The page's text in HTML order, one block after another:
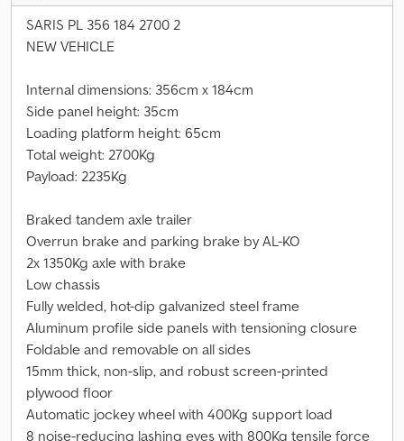
SARIS PL 356 184 2700 2
NEW VEHICLE
Internal dimensions: 356cm x 184cm
Side panel height: 35cm
Loading platform height: 65cm
Total weight: 2700Kg
Payload: 2235Kg
Braked tandem axle trailer
Overrun brake and parking brake by AL-KO
2x 1350Kg axle with brake
Low chassis
Fully welded, hot-dip galvanized steel frame
Aluminum profile side panels with tensioning closure
Foldable and removable on all sides
15mm thick, non-slip, and robust screen-printed
plywood floor
Automatic jockey wheel with 400Kg support load
8 noise-reducing lashing eyes with 800Kg tensile force